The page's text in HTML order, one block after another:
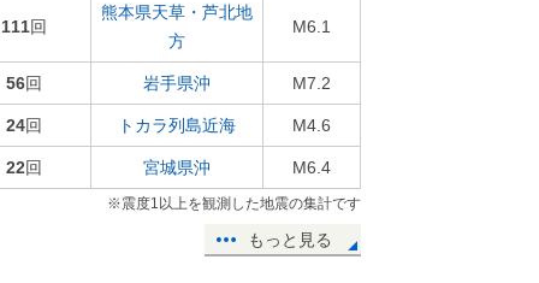
111回
熊本県天草・芦北地
方
M6.1
56回 岩手県沖 M7.2
24回 トカラ列島近海 M4.6
22回 宮城県沖 M6.4
※震度1以上を観測した地震の集計です
もっと見る